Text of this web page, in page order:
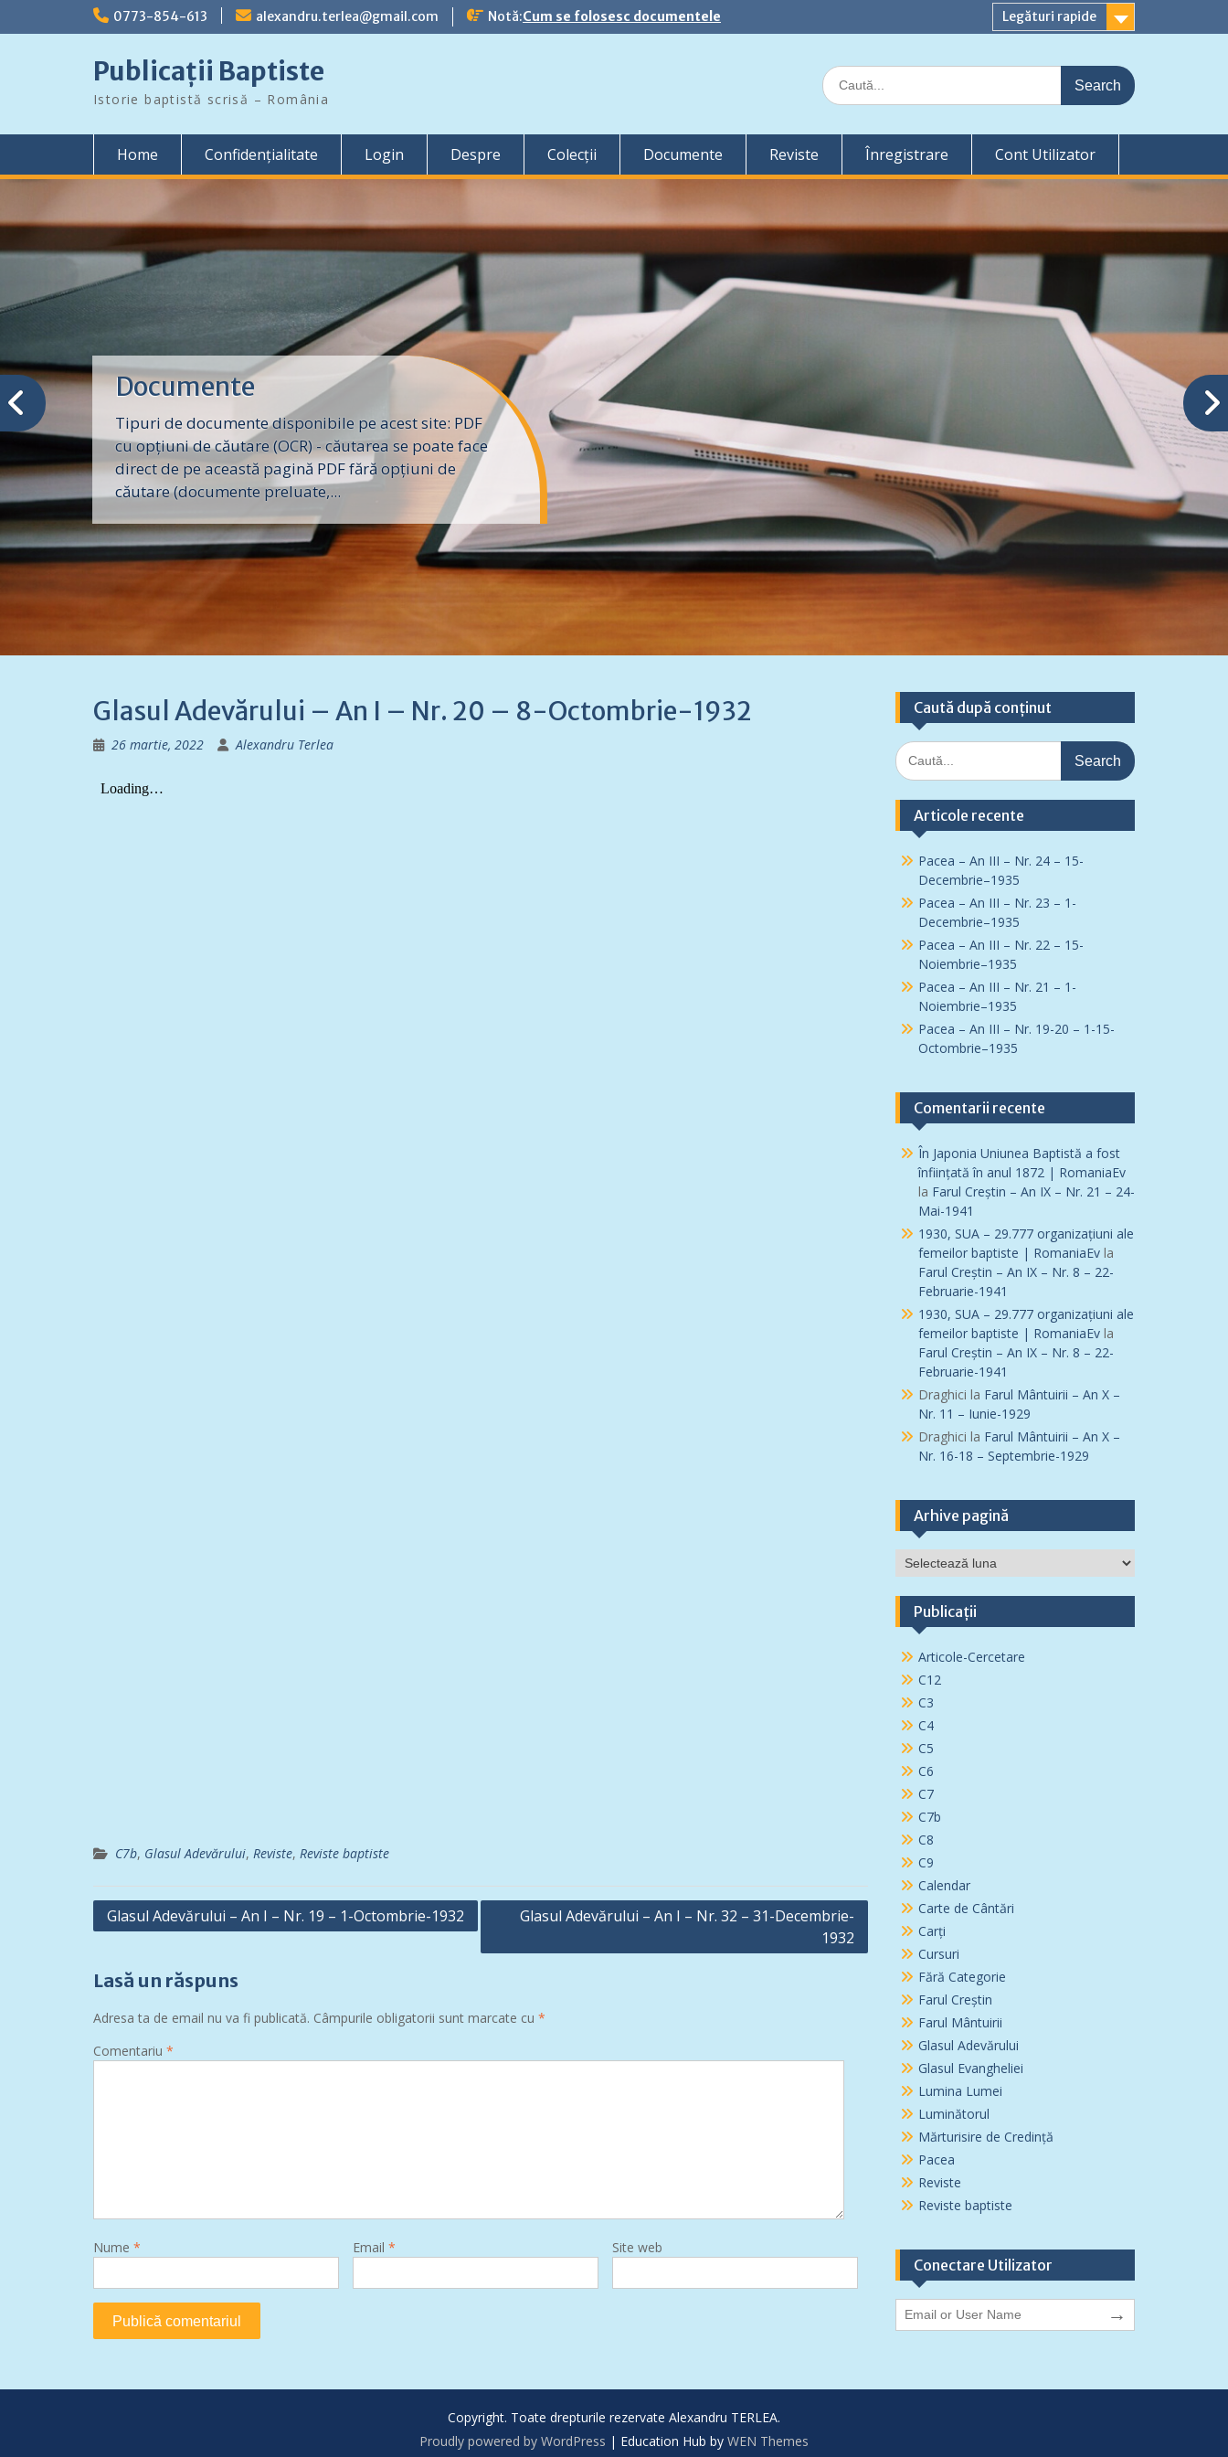
0773-854-613 alexandru.terlea@gmail.com Notă:Cum se folosesc documentele Legături rapide
Publicații Baptiste
Istorie baptistă scrisă – România
Search
for:
Home Confidențialitate Login Despre Colecții Documente Reviste Înregistrare Cont Utilizator
Documente
Tipuri de documente disponibile pe acest site: PDF
cu opțiuni de căutare (OCR) - căutarea se poate face
direct de pe această pagină PDF fără opțiuni de
căutare (documente preluate,...
Glasul Adevărului – An I – Nr. 20 – 8-Octombrie-1932
26 martie, 2022 Alexandru Terlea
C7b, Glasul Adevărului, Reviste, Reviste baptiste
Navigare
articole
Glasul Adevărului – An I – Nr. 19 – 1-Octombrie-1932
Glasul Adevărului – An I – Nr. 32 – 31-Decembrie-
1932
Lasă un răspuns
Adresa ta de email nu va fi publicată. Câmpurile obligatorii sunt marcate cu *
Comentariu *
Nume * Email * Site web
Caută după conținut
Search
for:
Articole recente
Pacea – An III – Nr. 24 – 15-
Decembrie–1935
Pacea – An III – Nr. 23 – 1-
Decembrie–1935
Pacea – An III – Nr. 22 – 15-
Noiembrie–1935
Pacea – An III – Nr. 21 – 1-
Noiembrie–1935
Pacea – An III – Nr. 19-20 – 1-15-
Octombrie–1935
Comentarii recente
În Japonia Uniunea Baptistă a fost
înfiinţată în anul 1872 | RomaniaEv
la Farul Creștin – An IX – Nr. 21 – 24-
Mai-1941
1930, SUA – 29.777 organizațiuni ale
femeilor baptiste | RomaniaEvla
Farul Creștin – An IX – Nr. 8 – 22-
Februarie-1941
1930, SUA – 29.777 organizațiuni ale
femeilor baptiste | RomaniaEvla
Farul Creștin – An IX – Nr. 8 – 22-
Februarie-1941
Draghici la Farul Mântuirii – An X –
Nr. 11 – Iunie-1929
Draghici la Farul Mântuirii – An X –
Nr. 16-18 – Septembrie-1929
Arhive pagină
Arhive
pagină
Publicații
Articole-Cercetare
C12
C3
C4
C5
C6
C7
C7b
C8
C9
Calendar
Carte de Cântări
Carți
Cursuri
Fără Categorie
Farul Creștin
Farul Mântuirii
Glasul Adevărului
Glasul Evangheliei
Lumina Lumei
Luminătorul
Mărturisire de Credință
Pacea
Reviste
Reviste baptiste
Conectare Utilizator
→
Copyright. Toate drepturile rezervate Alexandru TERLEA.
Proudly powered by WordPress | Education Hub by WEN Themes